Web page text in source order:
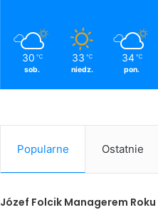
30 ℃
sob.
33 ℃
niedz.
34 ℃
pon.
Popularne Ostatnie
Józef Folcik Managerem Roku